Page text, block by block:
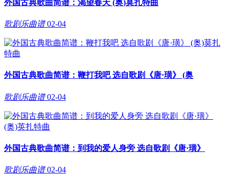
外国古典歌曲简谱：渴望春天 (奥)莫扎特曲
歌剧乐曲谱 02-04
外国古典歌曲简谱：鞭打我吧 选自歌剧《唐·璜》 (奥
歌剧乐曲谱 02-04
外国古典歌曲简谱：到我的爱人身旁 选自歌剧《唐·璜》
歌剧乐曲谱 02-04